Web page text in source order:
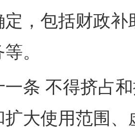
定，包括财政
。
不得挤占和
扩大使用范围